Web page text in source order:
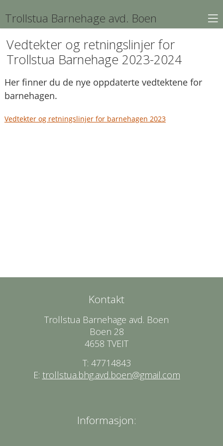
Trollstua Barnehage avd. Boen
Vedtekter og retningslinjer for
Trollstua Barnehage 2023-2024
Her finner du de nye oppdaterte vedtektene for
barnehagen.
Vedtekter og retningslinjer for barnehagen 2023
Kontakt
Trollstua Barnehage avd. Boen
Boen 28
4658 TVEIT
T: 47714843
E: trollstua.bhg.avd.boen@gmail.com
Informasjon: